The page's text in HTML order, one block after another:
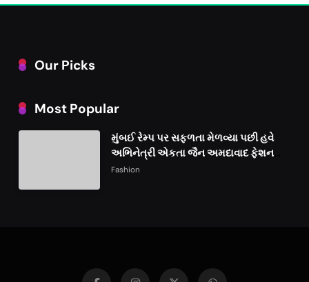
Our Picks
Most Popular
મુંબઈ રેમ્પ પર સફળતા મેળવ્યા પછી હવે
અભિનેત્રી એકતા જૈન અમદાવાદ ફેશન
વીકમાં પોતાની પ્રતિભા પ્રદર્શિત કરશે
Fashion